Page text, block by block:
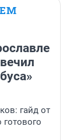
гайд от
готового